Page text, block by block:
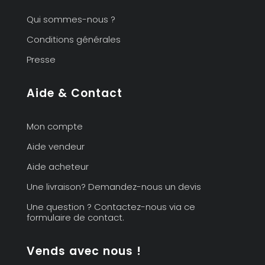
Qui sommes-nous ?
Conditions générales
Presse
Aide & Contact
Mon compte
Aide vendeur
Aide acheteur
Une livraison? Demandez-nous un devis
Une question ? Contactez-nous via ce
formulaire de contact.
Vends avec nous !